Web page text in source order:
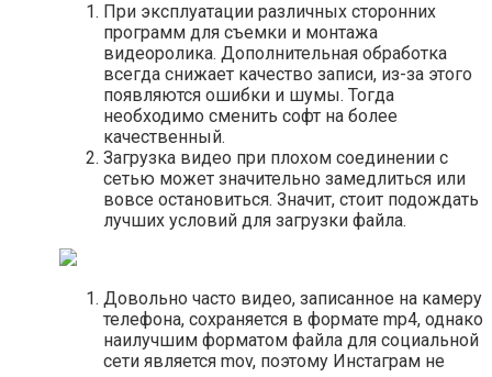
При эксплуатации различных сторонних
программ для съемки и монтажа
видеоролика. Дополнительная обработка
всегда снижает качество записи, из-за этого
появляются ошибки и шумы. Тогда
необходимо сменить софт на более
качественный.
Загрузка видео при плохом соединении с
сетью может значительно замедлиться или
вовсе остановиться. Значит, стоит подождать
лучших условий для загрузки файла.
Довольно часто видео, записанное на камеру
телефона, сохраняется в формате mp4, однако
наилучшим форматом файла для социальной
сети является mov, поэтому Инстаграм не